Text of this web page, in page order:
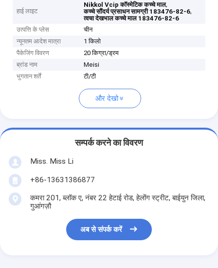
हाई लाइट
Nikkol Vcip कॉस्मेटिक कच्चे माल,
कच्चे सौंदर्य प्रसाधन सामग्री 183476-82-6,
त्वचा देखभाल कच्चे माल 183476-82-6
उत्पत्ति के प्लेस
चीन
न्यूनतम आदेश मात्रा
1 किलो
पैकेजिंग विवरण
20 किग्रा/ड्रम
ब्रांड नाम
Meisi
भुगतान शर्तें
टी/टी
और देखो
सम्पर्क करने का विवरण
Miss. Miss Li
+86-13631386877
कमरा 201, ब्लॉक ए, नंबर 22 हेटाई रोड, हेलोंग स्ट्रीट, बाईयुन जिला,
गुआंगज़ौ
अब से संपर्क करें